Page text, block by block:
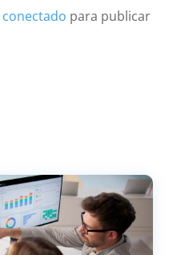
conectado para publicar